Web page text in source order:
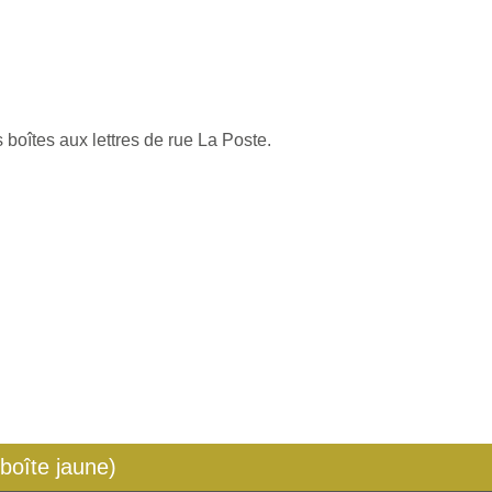
aux lettres de rue La Poste.
jaune)